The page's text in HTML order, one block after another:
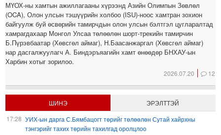
МҮОХ-ны хамтын ажиллагааны хүрээнд Азийн Олимпын Зөвлөл
(OCA), Олон улсын тэшүүрийн холбоо (ISU)-ноос хамтран зохион
байгуулж буй өсвөрийн тамирчдын олон улсын бэлтгэл цугларалтад
хамрагдахаар Монгол Улсаа төлөөлөн шорт-трекийн тамирчин
Б.Пүрэвбаатар (Хөвсгөл аймаг), Н.Баасанжаргал (Хөвсгөл аймаг)
нар дасгалжуулагч А. Биндэръяагийн хамт өнөөдөр БНХАУ-ын
Харбин хотыг зорилоо.
2026.07.20 12
ШИНЭ
ЭРЭЛТТЭЙ
17:28 УИХ-ын дарга С.Бямбацогт төрийг төлөөлөн Сутай хайрхны
тэнгэрийг тахих төрийн тахилгад оролцлоо